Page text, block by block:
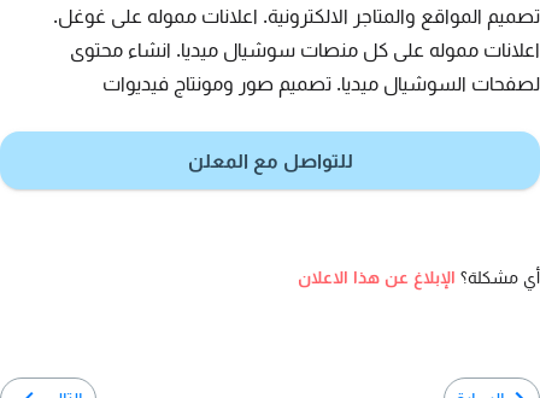
تصميم المواقع والمتاجر الالكترونية. اعلانات مموله على غوغل.
اعلانات مموله على كل منصات سوشيال ميديا. انشاء محتوى
لصفحات السوشيال ميديا. تصميم صور ومونتاج فيديوات
للتواصل مع المعلن
أي مشكلة؟ الإبلاغ عن هذا الاعلان